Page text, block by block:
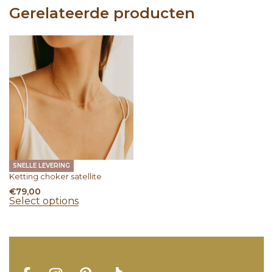
Gerelateerde producten
SNELLE LEVERING
Ketting choker satellite
€79,00
Select options